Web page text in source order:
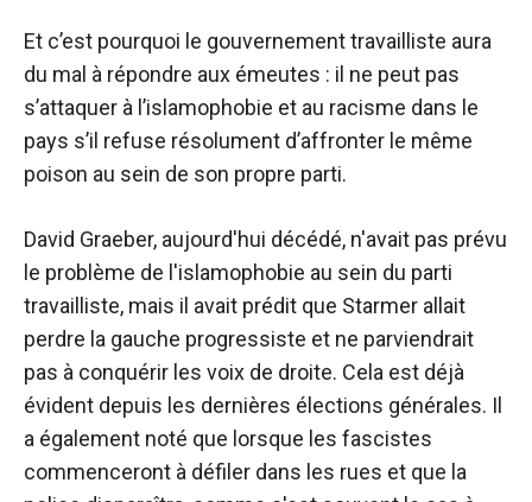
Et c’est pourquoi le gouvernement travailliste aura
du mal à répondre aux émeutes : il ne peut pas
s’attaquer à l’islamophobie et au racisme dans le
pays s’il refuse résolument d’affronter le même
poison au sein de son propre parti.
David Graeber, aujourd'hui décédé, n'avait pas prévu
le problème de l'islamophobie au sein du parti
travailliste, mais il avait prédit que Starmer allait
perdre la gauche progressiste et ne parviendrait
pas à conquérir les voix de droite. Cela est déjà
évident depuis les dernières élections générales. Il
a également noté que lorsque les fascistes
commenceront à défiler dans les rues et que la